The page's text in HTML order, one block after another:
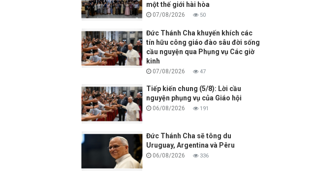
một thế giới hài hòa
07/08/2026 50
Đức Thánh Cha khuyến khích các
tín hữu công giáo đào sâu đời sống
cầu nguyện qua Phụng vụ Các giờ
kinh
07/08/2026 47
Tiếp kiến chung (5/8): Lời cầu
nguyện phụng vụ của Giáo hội
06/08/2026 191
Đức Thánh Cha sẽ tông du
Uruguay, Argentina và Pêru
06/08/2026 336